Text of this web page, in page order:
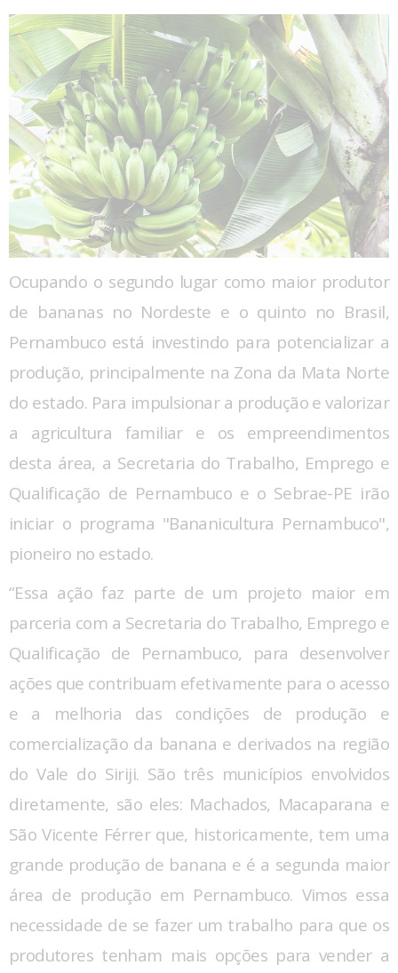
Ocupando o segundo lugar como maior produtor
de bananas no Nordeste e o quinto no Brasil,
Pernambuco está investindo para potencializar a
produção, principalmente na Zona da Mata Norte
do estado. Para impulsionar a produção e valorizar
a agricultura familiar e os empreendimentos
desta área, a Secretaria do Trabalho, Emprego e
Qualificação de Pernambuco e o Sebrae-PE irão
iniciar o programa "Bananicultura Pernambuco",
pioneiro no estado.
“Essa ação faz parte de um projeto maior em
parceria com a Secretaria do Trabalho, Emprego e
Qualificação de Pernambuco, para desenvolver
ações que contribuam efetivamente para o acesso
e a melhoria das condições de produção e
comercialização da banana e derivados na região
do Vale do Siriji. São três municípios envolvidos
diretamente, são eles: Machados, Macaparana e
São Vicente Férrer que, historicamente, tem uma
grande produção de banana e é a segunda maior
área de produção em Pernambuco. Vimos essa
necessidade de se fazer um trabalho para que os
produtores tenham mais opções para vender a